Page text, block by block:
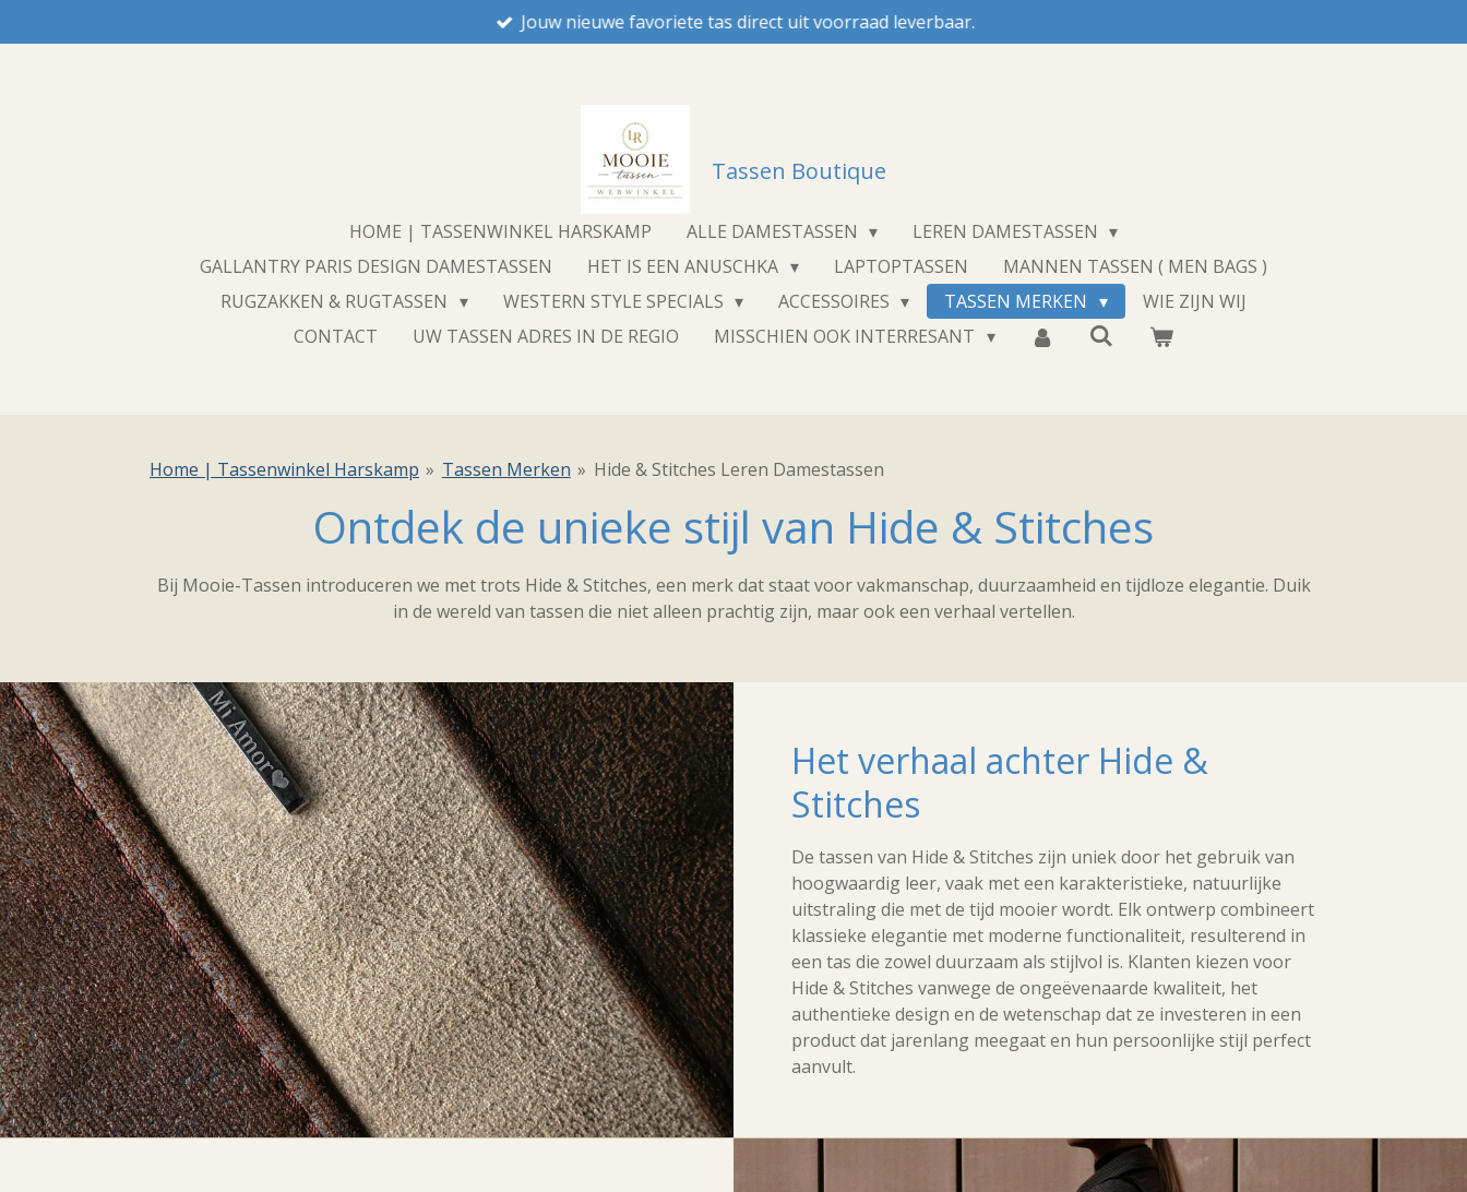
direct
Jouw nieuwe favoriete tas direct uit voorraad leverbaar.
Tassen Boutique
HOME | TASSENWINKEL HARSKAMP ALLE DAMESTASSEN
LEREN DAMESTASSEN
GALLANTRY PARIS DESIGN DAMESTASSEN
HET IS EEN ANUSCHKA LAPTOPTASSEN
MANNEN TASSEN ( MEN BAGS )
RUGZAKKEN & RUGTASSEN
WESTERN STYLE SPECIALS ACCESSOIRES TASSEN MERKEN
WIE ZIJN WIJ
CONTACT
UW TASSEN ADRES IN DE REGIO MISSCHIEN OOK INTERRESANT
Home | Tassenwinkel Harskamp » Tassen Merken » Hide & Stitches Leren Damestassen
Ontdek de unieke stijl van Hide & Stitches
Bij Mooie-Tassen introduceren we met trots Hide & Stitches, een merk dat staat voor vakmanschap, duurzaamheid en tijdloze elegantie. Duik
in de wereld van tassen die niet alleen prachtig zijn, maar ook een verhaal vertellen.
Het verhaal achter Hide &
Stitches
De tassen van Hide & Stitches zijn uniek door het gebruik van
hoogwaardig leer, vaak met een karakteristieke, natuurlijke
uitstraling die met de tijd mooier wordt. Elk ontwerp combineert
klassieke elegantie met moderne functionaliteit, resulterend in
een tas die zowel duurzaam als stijlvol is. Klanten kiezen voor
Hide & Stitches vanwege de ongeëvenaarde kwaliteit, het
authentieke design en de wetenschap dat ze investeren in een
product dat jarenlang meegaat en hun persoonlijke stijl perfect
aanvult.